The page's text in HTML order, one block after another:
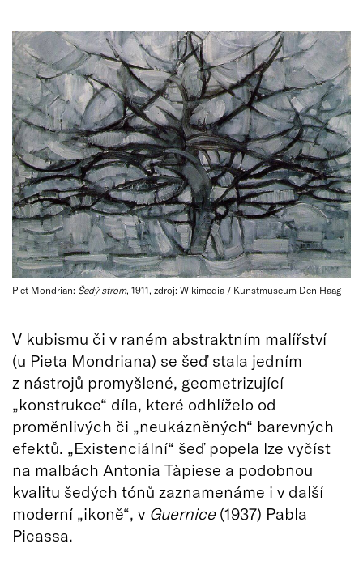
Piet Mondrian: Šedý strom, 1911, zdroj: Wikimedia / Kunstmuseum Den Haag
V kubismu či v raném abstraktním malířství
(u Pieta Mondriana) se šeď stala jedním
z nástrojů promyšlené, geometrizující
„konstrukce“ díla, které odhlíželo od
proměnlivých či „neukázněných“ barevných
efektů. „Existenciální“ šeď popela lze vyčíst
na malbách Antonia Tàpiese a podobnou
kvalitu šedých tónů zaznamenáme i v další
moderní „ikoně“, v Guernice(1937) Pabla
Picassa.